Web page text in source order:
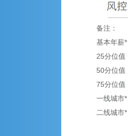
备注：
基本年薪
25分位值
50分位值
75分位值
一线城市
二线城市